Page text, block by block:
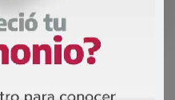
de inmediato a los
servicios están
a la ciudadanía.
9496